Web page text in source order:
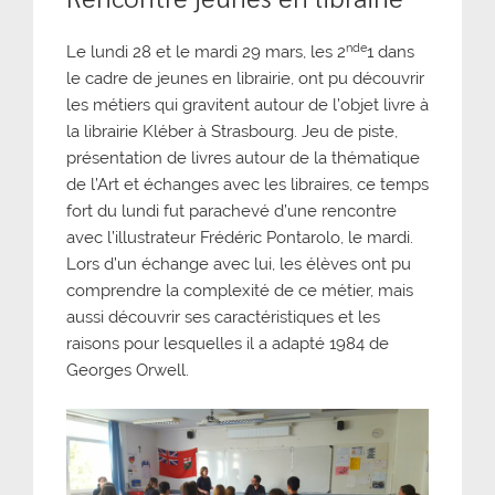
Le lundi 28 et le mardi 29 mars, les 2nde1 dans
le cadre de jeunes en librairie, ont pu découvrir
les métiers qui gravitent autour de l’objet livre à
la librairie Kléber à Strasbourg. Jeu de piste,
présentation de livres autour de la thématique
de l’Art et échanges avec les libraires, ce temps
fort du lundi fut parachevé d’une rencontre
avec l’illustrateur Frédéric Pontarolo, le mardi.
Lors d’un échange avec lui, les élèves ont pu
comprendre la complexité de ce métier, mais
aussi découvrir ses caractéristiques et les
raisons pour lesquelles il a adapté 1984 de
Georges Orwell.